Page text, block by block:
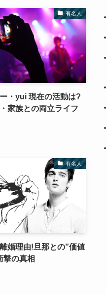
有名人
・yui 現在の活動は?
家族との両立ライフ
有名人
婚理由!旦那との”価値
撃の真相